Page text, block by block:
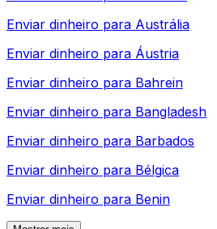
Enviar dinheiro para Austrália
Enviar dinheiro para Áustria
Enviar dinheiro para Bahrein
Enviar dinheiro para Bangladesh
Enviar dinheiro para Barbados
Enviar dinheiro para Bélgica
Enviar dinheiro para Benin